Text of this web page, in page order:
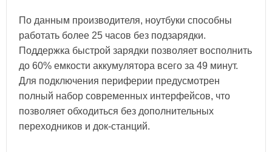
По данным производителя, ноутбуки способны
работать более 25 часов без подзарядки.
Поддержка быстрой зарядки позволяет восполнить
до 60% емкости аккумулятора всего за 49 минут.
Для подключения периферии предусмотрен
полный набор современных интерфейсов, что
позволяет обходиться без дополнительных
переходников и док-станций.